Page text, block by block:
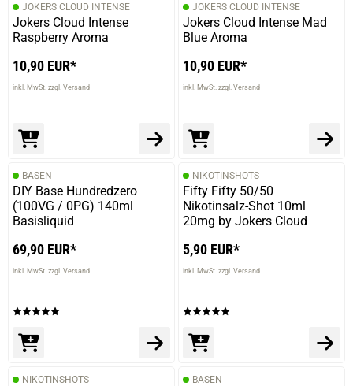
prev
JOKERS CLOUD INTENSE
Jokers Cloud Intense
Raspberry Aroma
10,90 EUR*
inkl. MwSt. zzgl. Versand
JOKERS CLOUD INTENSE
Jokers Cloud Intense Mad
Blue Aroma
10,90 EUR*
inkl. MwSt. zzgl. Versand
BASEN
DIY Base Hundredzero
(100VG / 0PG) 140ml
Basisliquid
69,90 EUR*
inkl. MwSt. zzgl. Versand
NIKOTINSHOTS
Fifty Fifty 50/50
Nikotinsalz-Shot 10ml
20mg by Jokers Cloud
5,90 EUR*
inkl. MwSt. zzgl. Versand
NIKOTINSHOTS BASEN